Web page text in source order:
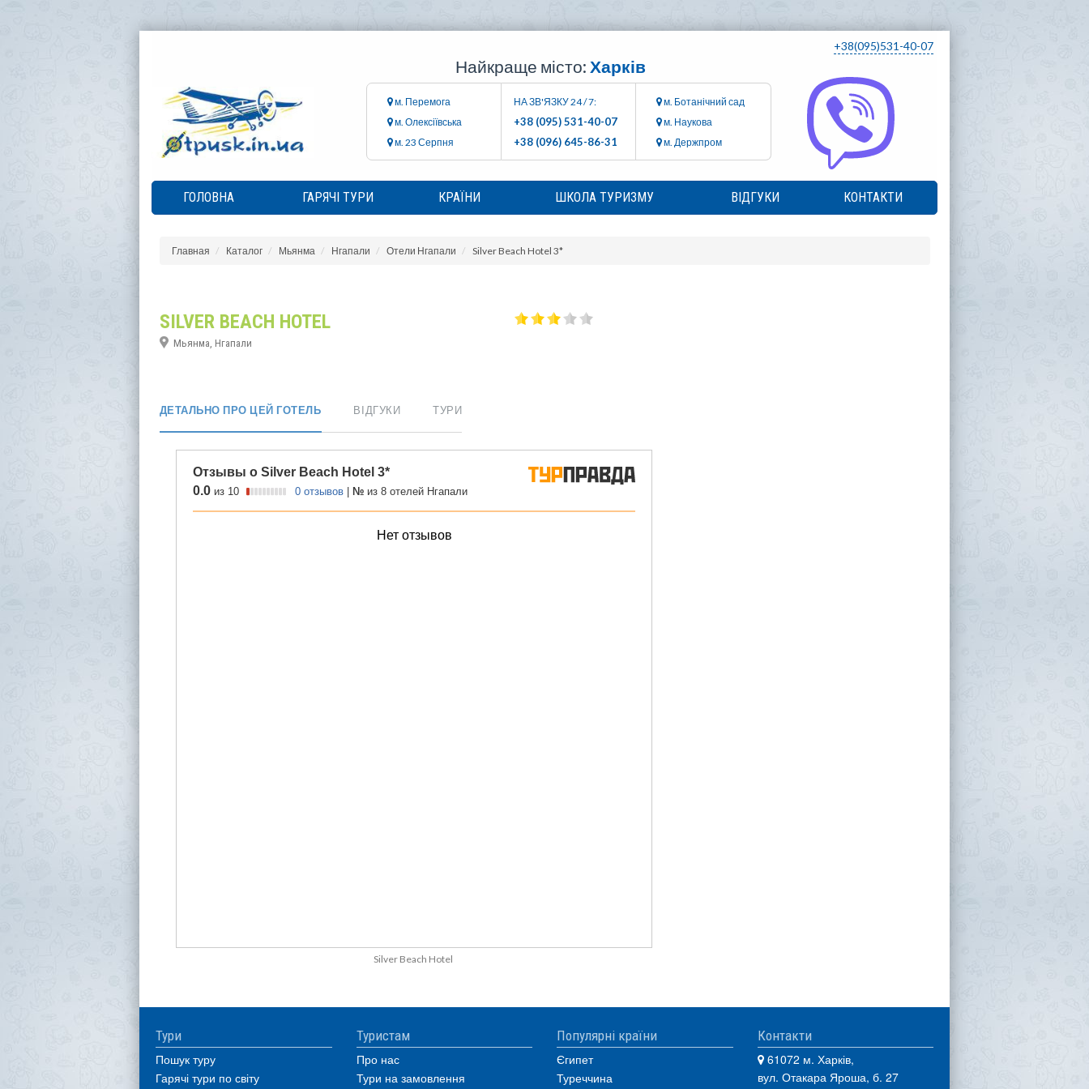
+38(095)531-40-07
Найкраще місто: Харків
м. Перемога
м. Олексіївська
м. 23 Серпня
НА ЗВ'ЯЗКУ 24 / 7:
+38 (095) 531-40-07
+38 (096) 645-86-31
м. Ботанічний сад
м. Наукова
м. Держпром
ГОЛОВНА ГАРЯЧІ ТУРИ КРАЇНИ ШКОЛА ТУРИЗМУ ВІДГУКИ КОНТАКТИ
Главная Каталог Мьянма Нгапали Отели Нгапали Silver Beach Hotel 3*
SILVER BEACH HOTEL
Мьянма, Нгапали
ДЕТАЛЬНО ПРО ЦЕЙ ГОТЕЛЬ ВІДГУКИ ТУРИ
Silver Beach Hotel
Тури
Пошук туру
Гарячі тури по світу
Туристам
Про нас
Тури на замовлення
Популярні країни
Єгипет
Туреччина
Контакти
61072 м. Харків,
вул. Отакара Яроша, б. 27